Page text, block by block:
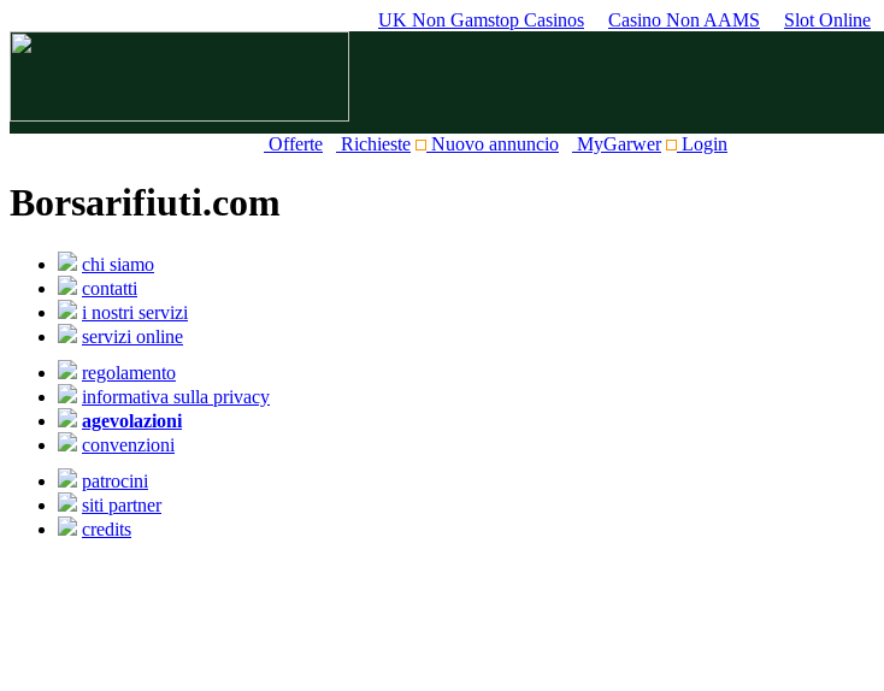
UK Non Gamstop Casinos Casino Non AAMS Slot Online
Offerte Richieste Nuovo annuncio MyGarwer Login
Borsarifiuti.com
chi siamo
contatti
i nostri servizi
servizi online
regolamento
informativa sulla privacy
agevolazioni
convenzioni
patrocini
siti partner
credits